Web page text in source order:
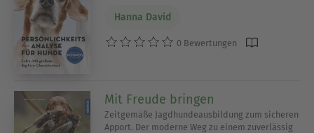
Hanna David
0 Bewertungen
Mit Freude bringen
Zeitgemäße Jagdhundeausbildung zum sicheren
Apport. Der moderne Weg zu einem zuverlässig